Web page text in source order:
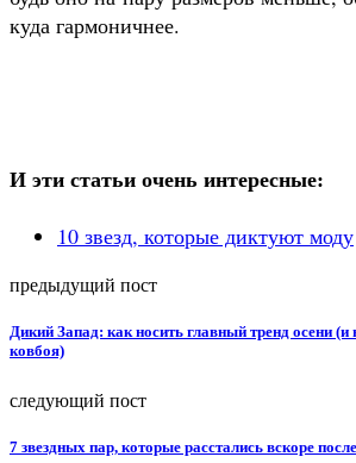
куда гармоничнее.
И эти статьи очень интересные:
10 звезд, которые диктуют моду
предыдущий пост
Дикий Запад: как носить главный тренд осени (и
ковбоя)
следующий пост
7 звездных пар, которые расстались вскоре